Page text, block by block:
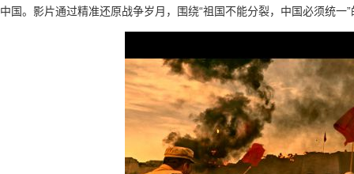
中国。影片通过精准还原战争岁月，围绕“祖国不能分裂，中国必须统